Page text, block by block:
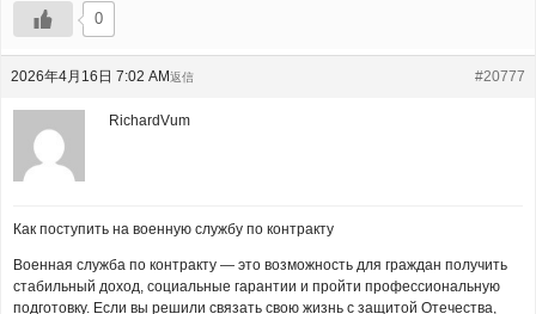
0
2026年4月16日 7:02 AM #20777
返信
RichardVum
Как поступить на военную службу по контракту
Военная служба по контракту — это возможность для граждан получить
стабильный доход, социальные гарантии и пройти профессиональную
подготовку. Если вы решили связать свою жизнь с защитой Отечества,